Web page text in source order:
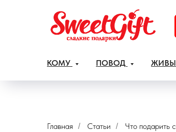
КОМУ ПОВОД
Главная / Статьи / Что подарить